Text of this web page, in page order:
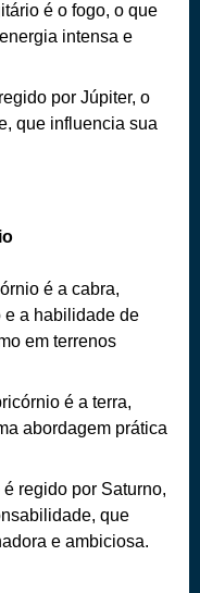
é o fogo, o que
intensa e
por Júpiter, o
que influencia sua
é a cabra,
e a habilidade de
em terrenos
é a terra,
abordagem prática
regido por Saturno,
que
e ambiciosa.